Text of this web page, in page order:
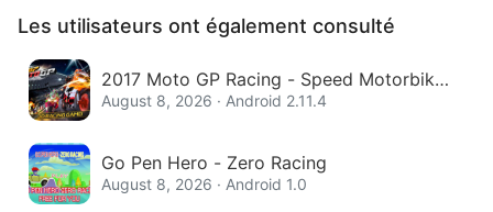
Les utilisateurs ont également consulté
2017 Moto GP Racing - Speed Motorbike
Competition
August 8, 2026 · Android 2.11.4
Go Pen Hero - Zero Racing
August 8, 2026 · Android 1.0